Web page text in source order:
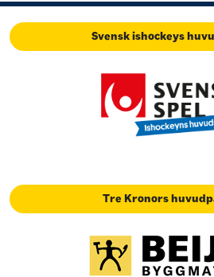
Svensk ishockeys
Tre Kronors